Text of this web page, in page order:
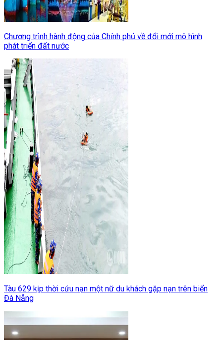
Chương trình hành động của Chính phủ về đổi mới mô hình
phát triển đất nước
Tàu 629 kịp thời cứu nạn một nữ du khách gặp nạn trên biển
Đà Nẵng